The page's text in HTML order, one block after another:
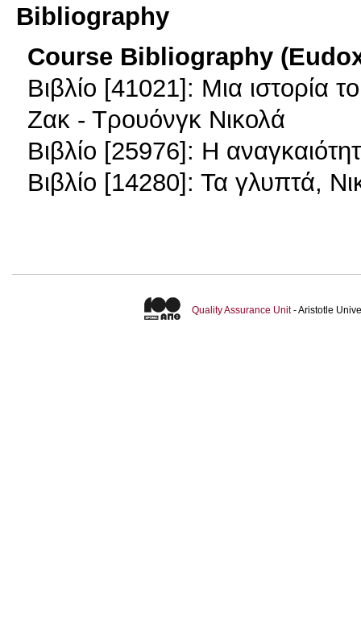
Bibliography
Course Bibliography
Βιβλίο [41021]: Μια ιστορία
Ζακ - Τρουόνγκ Νικολά
Βιβλίο [25976]: Η
Βιβλίο [14280]: Τα γλυπτά,
Quality Assurance Unit- Aristotle